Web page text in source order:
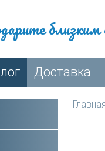
близким
Доставка
Главная